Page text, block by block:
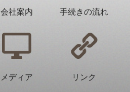
会社案内 手続きの流れ
メディア リンク